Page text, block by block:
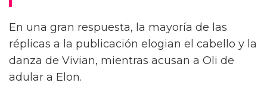
En una gran respuesta, la mayoría de las
réplicas a la publicación elogian el cabello y la
danza de Vivian, mientras acusan a Oli de
adular a Elon.